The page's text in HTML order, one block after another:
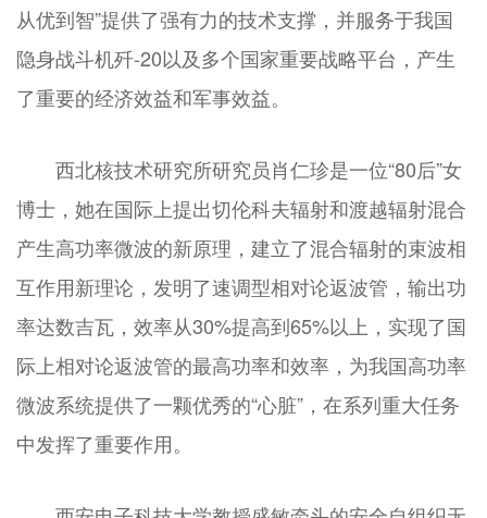
从优到智”提供了强有力的技术支撑，并服务于我国
隐身战斗机歼-20以及多个国家重要战略平台，产生
了重要的经济效益和军事效益。
西北核技术研究所研究员肖仁珍是一位“80后”女
博士，她在国际上提出切伦科夫辐射和渡越辐射混合
产生高功率微波的新原理，建立了混合辐射的束波相
互作用新理论，发明了速调型相对论返波管，输出功
率达数吉瓦，效率从30%提高到65%以上，实现了国
际上相对论返波管的最高功率和效率，为我国高功率
微波系统提供了一颗优秀的“心脏”，在系列重大任务
中发挥了重要作用。